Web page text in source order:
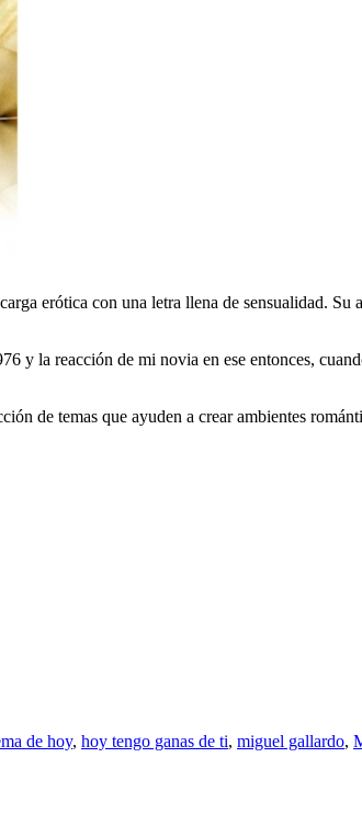
erótica con una letra llena de sensualidad.
y la reacción de mi novia en ese entonces,
de temas que ayuden a crear ambientes
de hoy, hoy tengo ganas de ti, miguel gallardo,